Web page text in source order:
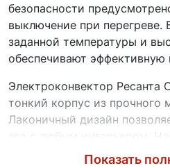
безопасности
выключение при перегреве.
заданной температуры и
обеспечивают
Электроконвектор
тонкий корпус из прочного
Лаконичный дизайн
его с любым интерьером.
входящие в комплектацию,
Показать